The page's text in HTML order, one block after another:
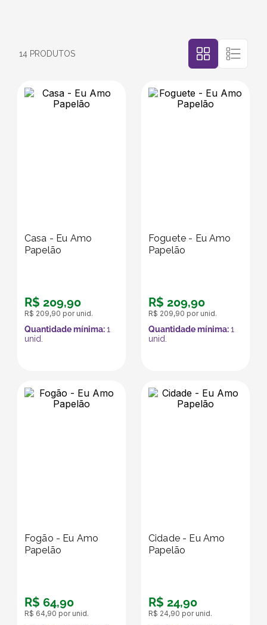
14 PRODUTOS
Casa - Eu Amo
Papelão
R$ 209,90
R$ 209,90 por unid.
Quantidade mínima:1
unid.
Foguete - Eu Amo
Papelão
R$ 209,90
R$ 209,90 por unid.
Quantidade mínima:1
unid.
Fogão - Eu Amo
Papelão
R$ 64,90
R$ 64,90 por unid.
Cidade - Eu Amo
Papelão
R$ 24,90
R$ 24,90 por unid.
saco